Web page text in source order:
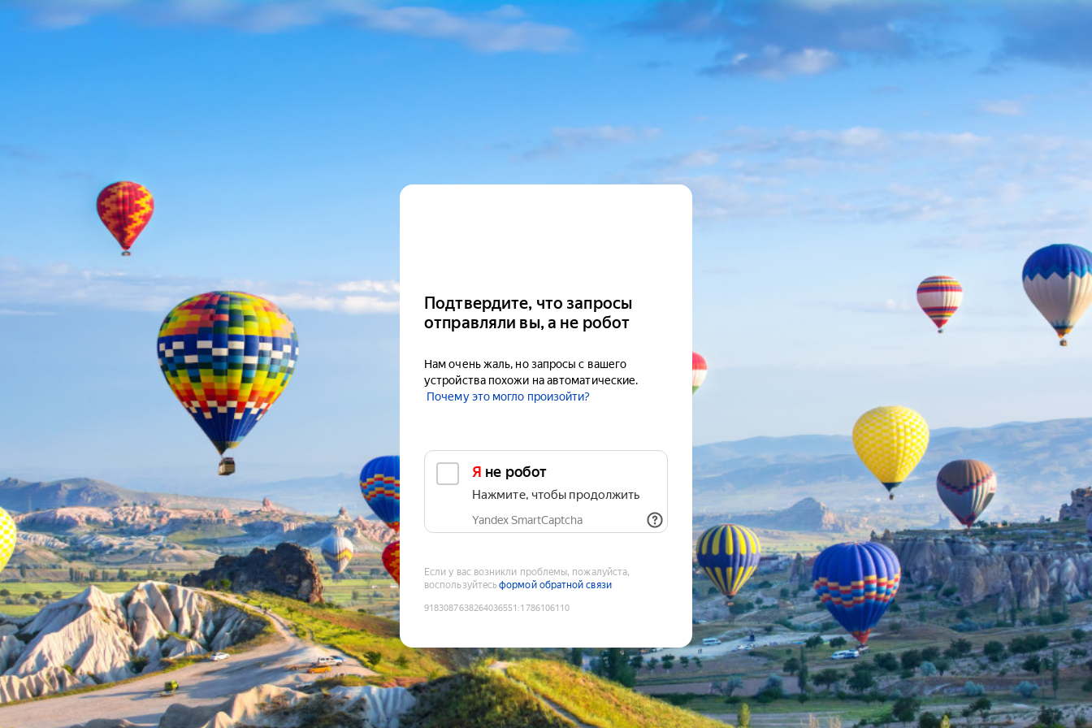
Подтвердите, что запросы
отправляли вы, а не робот
Нам очень жаль, но запросы с вашего
устройства похожи на автоматические.
Почему это могло произойти?
Я не робот
Нажмите, чтобы продолжить
Yandex SmartCaptcha
Если у вас возникли проблемы, пожалуйста,
воспользуйтесьформой обратной связи
9183087638264036551 :1786106110